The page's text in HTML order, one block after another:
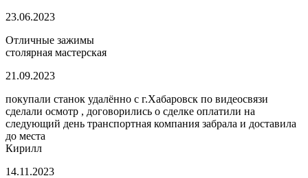
23.06.2023
Отличные зажимы
столярная мастерская
21.09.2023
покупали станок удалённо с г.Хабаровск по видеосвязи
сделали осмотр , договорились о сделке оплатили на
следующий день транспортная компания забрала и доставила
до места
Кирилл
14.11.2023